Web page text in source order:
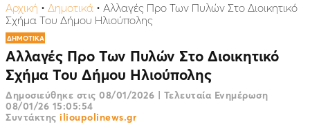
Αρχική • Δημοτικά • Αλλαγές Προ Των Πυλών Στο Διοικητικό
Σχήμα Του Δήμου Ηλιούπολης
ΔΗΜΟΤΙΚΑ
Αλλαγές Προ Των Πυλών Στο Διοικητικό
Σχήμα Του Δήμου Ηλιούπολης
Δημοσιεύθηκε στις 08/01/2026 | Τελευταία Ενημέρωση
08/01/26 15:05:54
Συντάκτης ilioupolinews.gr